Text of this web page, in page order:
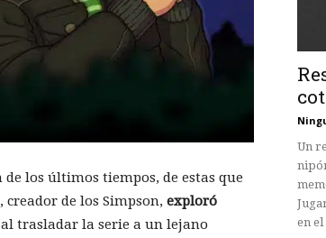
los últimos tiempos, de estas que
de los Simpson, exploró
al trasladar la serie a un lejano
Un
en